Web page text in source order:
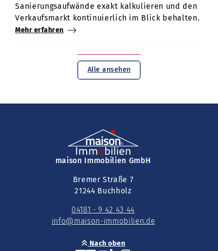
Sanierungsaufwände exakt kalkulieren und den
Verkaufsmarkt kontinuierlich im Blick behalten.
Mehr erfahren
Alle ansehen
maison Immobilien GmbH
Bremer Straße 7
21244 Buchholz
04181 - 9 42 43 44
info@maison-immobilien.de
Nach oben